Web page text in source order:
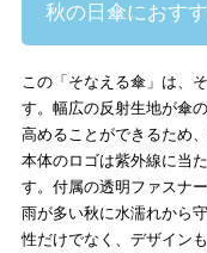
秋の日傘におす
この「そなえる傘」は、
す。幅広の反射生地が傘
高めることができるため
本体のロゴは紫外線に当
す。付属の透明ファスナ
雨が多い秋に水濡れから
性だけでなく、デザイン